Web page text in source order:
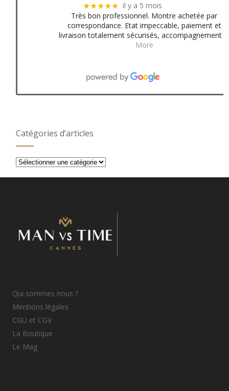
★★★★★ il y a 5 mois
Très bon professionnel. Montre achetée par
correspondance. Etat impeccable, paiement et
livraison totalement sécurisés, accompagnement
More
Catégories d’articles
Catégories
Qui sommes nous ?
Mentions légales
CGU et CGV
La Boutique
Le Mag